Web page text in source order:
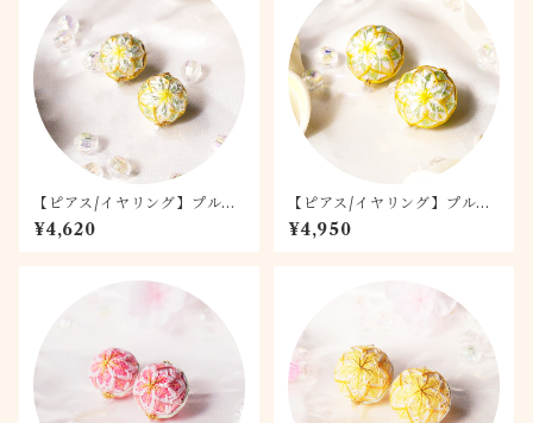
【ピアス/イヤリング】プルメ
リア 1.5
¥4,620
【ピアス/イヤリング】プルメ
リア 2.0
¥4,950